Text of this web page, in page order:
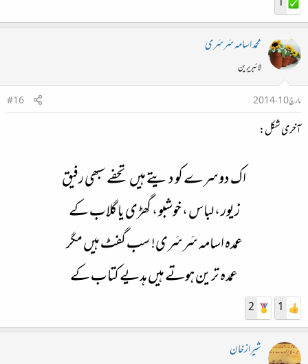
محمد اسامہ سَرسَری
لائبریرین
مارچ 10، 2014
#16
آخری شکل:
اک دوسرے کو دیتے ہیں تحفے سبھی رفیق
زیور ، لباس ، خوشبو ، گھڑی یا گلاب کے
عمدہ اسامہ سَرسَری! سب گفٹ ہیں مگر
عمدہ ترین ہوتے ہیں ہدیے کتاب کے
1
2
شیرازخان